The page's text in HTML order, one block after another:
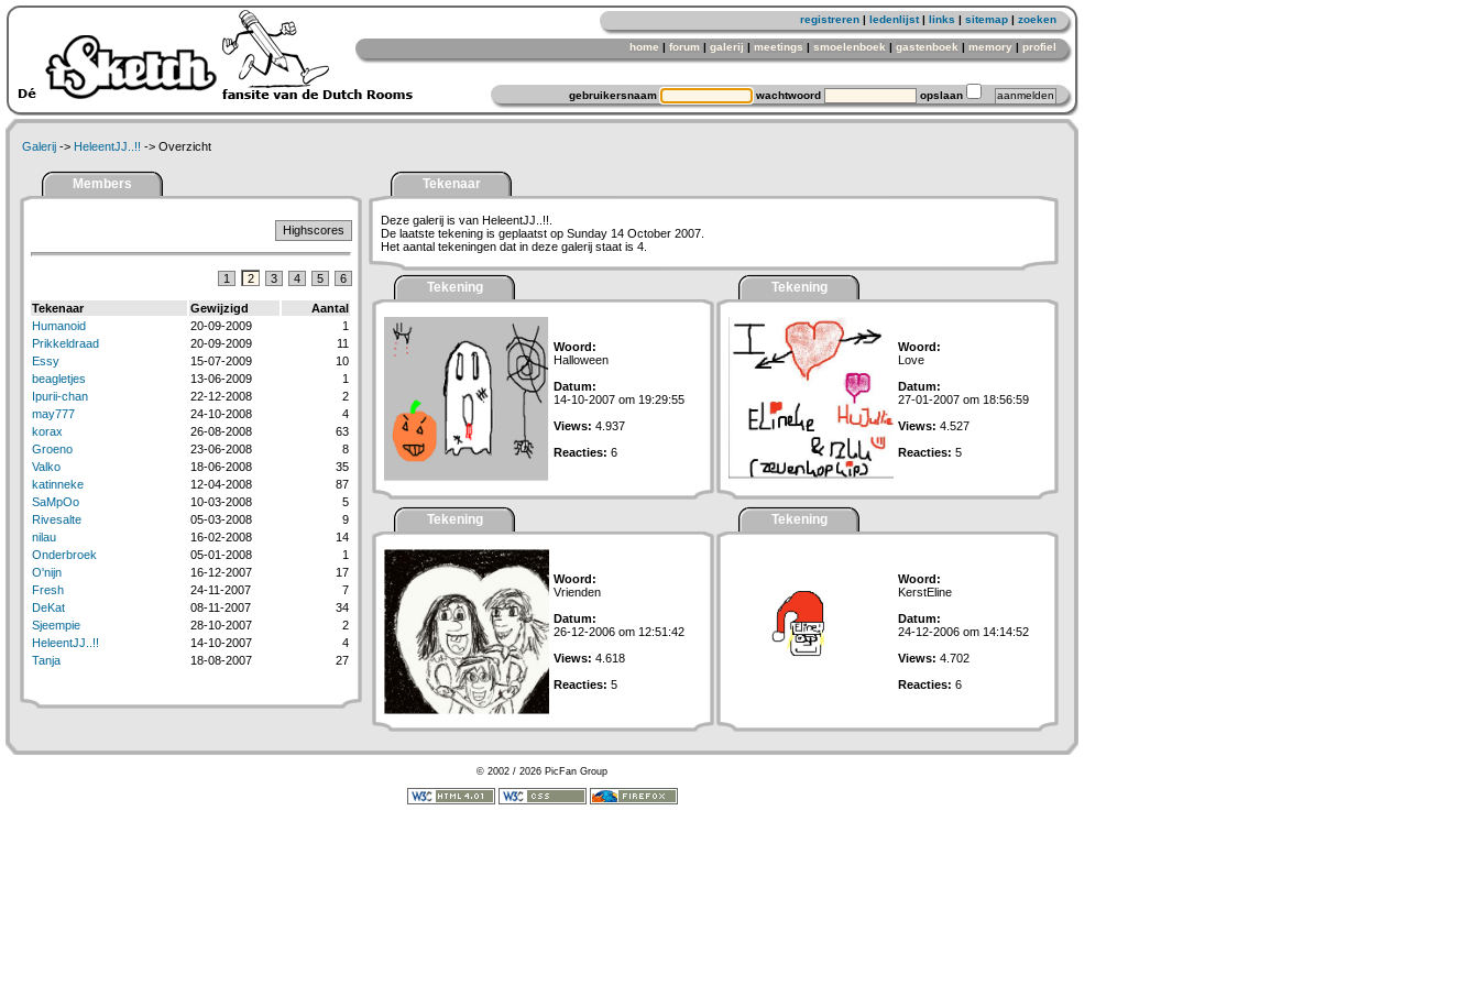
registreren | ledenlijst| links | sitemap | zoeken
home | forum | galerij | meetings | smoelenboek | gastenboek | memory | profiel
gebruikersnaam wachtwoord opslaan
Galerij -> HeleentJJ..!! -> Overzicht
Members
Highscores
1 2 3 4 5 6
Tekenaar Gewijzigd
Aantal
Humanoid
20-09-2009
1
Prikkeldraad
20-09-2009
11
Essy
15-07-2009
10
beagletjes
13-06-2009
1
Ipurii-chan
22-12-2008
2
may777
24-10-2008
4
korax
26-08-2008
63
Groeno
23-06-2008
8
Valko
18-06-2008
35
katinneke
12-04-2008
87
SaMpOo
10-03-2008
5
Rivesalte
05-03-2008
9
nilau
16-02-2008
14
Onderbroek
05-01-2008
1
O'nijn
16-12-2007
17
Fresh
24-11-2007
7
DeKat
08-11-2007
34
Sjeempie
28-10-2007
2
HeleentJJ..!!
14-10-2007
4
Tanja
18-08-2007 27
Tekenaar
Deze galerij is van HeleentJJ..!!.
De laatste tekening is geplaatst op Sunday 14 October 2007.
Het aantal tekeningen dat in deze galerij staat is 4.
Tekening
Woord:
Halloween
Datum:
14-10-2007 om 19:29:55
Views: 4.937
Reacties: 6
Tekening
Woord:
Love
Datum:
27-01-2007 om 18:56:59
Views: 4.527
Reacties: 5
Tekening
Woord:
Vrienden
Datum:
26-12-2006 om 12:51:42
Views: 4.618
Reacties: 5
Tekening
Woord:
KerstEline
Datum:
24-12-2006 om 14:14:52
Views: 4.702
Reacties: 6
© 2002 / 2026 PicFan Group